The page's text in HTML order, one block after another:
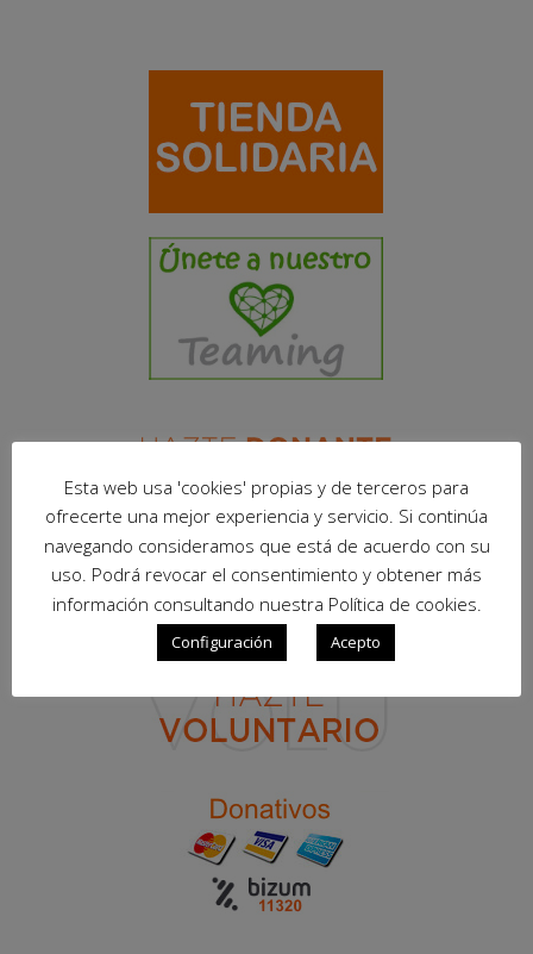
Esta web usa 'cookies' propias y de terceros para
ofrecerte una mejor experiencia y servicio. Si continúa
navegando consideramos que está de acuerdo con su
uso. Podrá revocar el consentimiento y obtener más
información consultando nuestra Política de cookies.
Configuración Acepto